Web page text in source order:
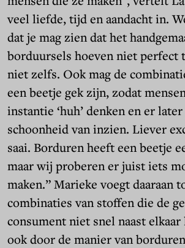
veel liefde, tijd en aandacht in.
dat je mag zien dat het
borduursels hoeven niet perfect
niet zelfs. Ook mag de
een beetje gek zijn, zodat
instantie ‘huh’ denken en er later
schoonheid van inzien. Liever
saai. Borduren heeft een beetje
maar wij proberen er juist iets
maken.” Marieke voegt daaraan
combinaties van stoffen die de
consument niet snel naast
ook door de manier van